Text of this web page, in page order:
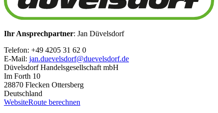
Ihr Ansprechpartner: Jan Düvelsdorf
Telefon: +49 4205 31 62 0
E-Mail: jan.duevelsdorf@duevelsdorf.de
Düvelsdorf Handelsgesellschaft mbH
Im Forth 10
28870 Flecken Ottersberg
Deutschland
WebsiteRoute berechnen